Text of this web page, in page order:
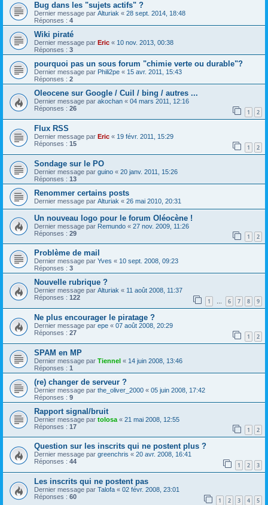
Bug dans les "sujets actifs" ?
Dernier message par Alturiak « 28 sept. 2014, 18:48
Réponses : 4
Wiki piraté
Dernier message par Eric « 10 nov. 2013, 00:38
Réponses : 3
pourquoi pas un sous forum "chimie verte ou durable"?
Dernier message par Phili2pe « 15 avr. 2011, 15:43
Réponses : 2
Oleocene sur Google / Cuil / bing / autres ...
Dernier message par akochan « 04 mars 2011, 12:16
Réponses : 26 1 2
Flux RSS
Dernier message par Eric « 19 févr. 2011, 15:29
Réponses : 15 1 2
Sondage sur le PO
Dernier message par guino « 20 janv. 2011, 15:26
Réponses : 13
Renommer certains posts
Dernier message par Alturiak « 26 mai 2010, 20:31
Un nouveau logo pour le forum Oléocène !
Dernier message par Remundo « 27 nov. 2009, 11:26
Réponses : 29 1 2
Problème de mail
Dernier message par Yves « 10 sept. 2008, 09:23
Réponses : 3
Nouvelle rubrique ?
Dernier message par Alturiak « 11 août 2008, 11:37
Réponses : 122 1 … 6 7 8 9
Ne plus encourager le piratage ?
Dernier message par epe « 07 août 2008, 20:29
Réponses : 27 1 2
SPAM en MP
Dernier message par Tiennel « 14 juin 2008, 13:46
Réponses : 1
(re) changer de serveur ?
Dernier message par the_oliver_2000 « 05 juin 2008, 17:42
Réponses : 9
Rapport signal/bruit
Dernier message par tolosa « 21 mai 2008, 12:55
Réponses : 17 1 2
Question sur les inscrits qui ne postent plus ?
Dernier message par greenchris « 20 avr. 2008, 16:41
Réponses : 44 1 2 3
Les inscrits qui ne postent pas
Dernier message par Talofa « 02 févr. 2008, 23:01
Réponses : 60 1 2 3 4 5